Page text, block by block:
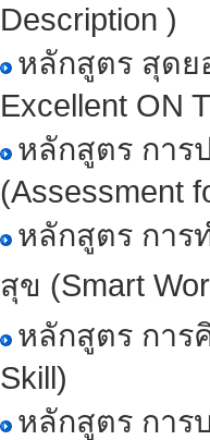
Description )
หลักสูตร สุดย
Excellent ON
หลักสูตร การ
(Assessment
หลักสูตร การ
สุข (Smart
หลักสูตร การ
Skill)
หลักสูตร การ